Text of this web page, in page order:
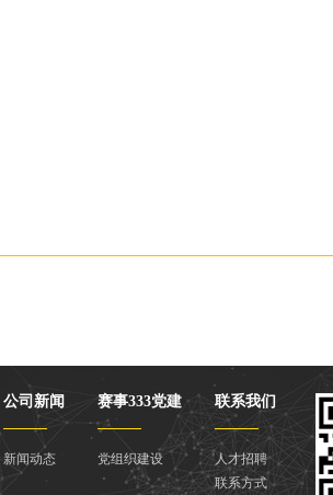
公司新闻
新闻动态
赛事333党建
党组织建设
联系我们
人才招聘
联系方式